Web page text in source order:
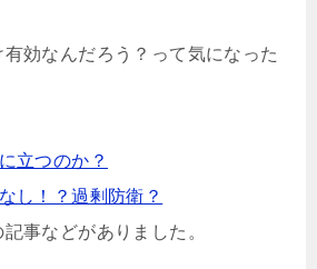
効なんだろう？って気になった
立つのか？
し！？過剰防衛？
事などがありました。